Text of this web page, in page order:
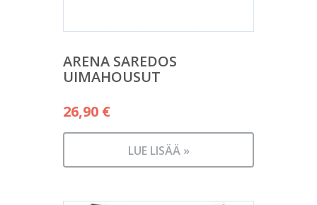
ARENA SAREDOS
UIMAHOUSUT
26,90 €
LUE LISÄÄ »